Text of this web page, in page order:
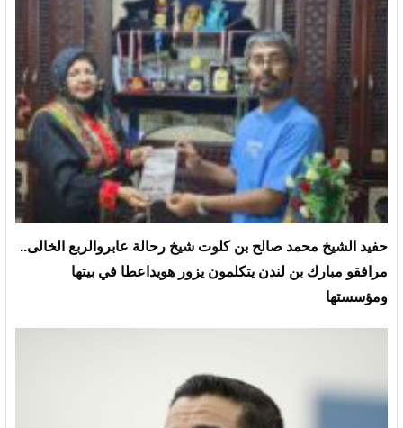
حفيد الشيخ محمد صالح بن كلوت شيخ رحالة عابروالربع الخالى..
مرافقو مبارك بن لندن يتكلمون يزور هويداعطا في بيتها
ومؤسستها